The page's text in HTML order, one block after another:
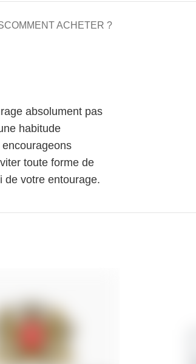
COMMENT ACHETER ?
absolument pas
habitude
toute forme de
de votre entourage.